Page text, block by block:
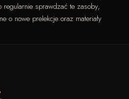
sprawdzać te zasoby,
o nowe prelekcje oraz materiały